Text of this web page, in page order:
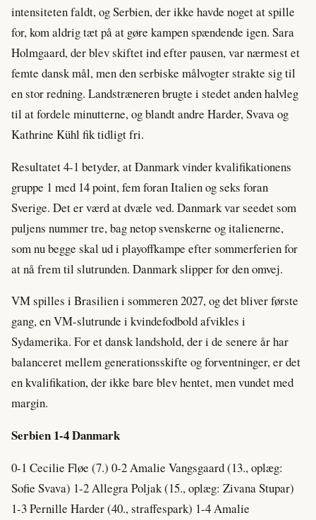
intensiteten faldt, og Serbien, der ikke havde noget at spille
for, kom aldrig tæt på at gøre kampen spændende igen. Sara
Holmgaard, der blev skiftet ind efter pausen, var nærmest et
femte dansk mål, men den serbiske målvogter strakte sig til
en stor redning. Landstræneren brugte i stedet anden halvleg
til at fordele minutterne, og blandt andre Harder, Svava og
Kathrine Kühl fik tidligt fri.
Resultatet 4-1 betyder, at Danmark vinder kvalifikationens
gruppe 1 med 14 point, fem foran Italien og seks foran
Sverige. Det er værd at dvæle ved. Danmark var seedet som
puljens nummer tre, bag netop svenskerne og italienerne,
som nu begge skal ud i playoffkampe efter sommerferien for
at nå frem til slutrunden. Danmark slipper for den omvej.
VM spilles i Brasilien i sommeren 2027, og det bliver første
gang, en VM-slutrunde i kvindefodbold afvikles i
Sydamerika. For et dansk landshold, der i de senere år har
balanceret mellem generationsskifte og forventninger, er det
en kvalifikation, der ikke bare blev hentet, men vundet med
margin.
Serbien 1-4 Danmark
0-1 Cecilie Fløe (7.) 0-2 Amalie Vangsgaard (13., oplæg:
Sofie Svava) 1-2 Allegra Poljak (15., oplæg: Zivana Stupar)
1-3 Pernille Harder (40., straffespark) 1-4 Amalie